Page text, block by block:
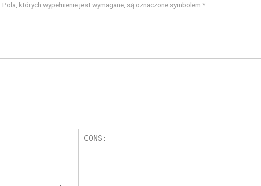
Pola, których wypełnienie jest wymagane, są oznaczone symbolem *